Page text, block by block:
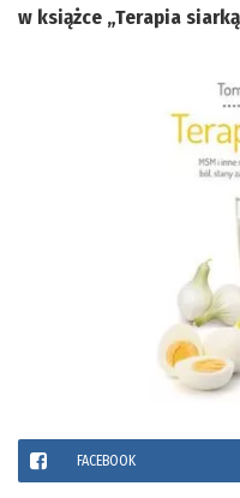
w książce „Terapia
FACEBOOK